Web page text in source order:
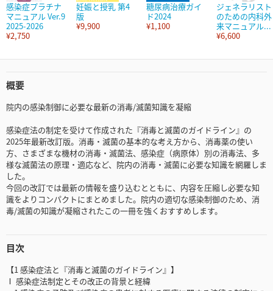
感染症プラチナ
マニュアル Ver.9
2025-2026
¥2,750
妊娠と授乳 第4
版
¥9,900
糖尿病治療ガイ
ド2024
¥1,100
ジェネラリスト
のための内科外
来マニュアル...
¥6,600
概要
院内の感染制御に必要な最新の消毒/滅菌知識を凝縮
感染症法の制定を受けて作成された『消毒と滅菌のガイドライン』の
2025年最新改訂版。消毒・滅菌の基本的な考え方から、消毒薬の使い
方、さまざまな機材の消毒・滅菌法、感染症（病原体）別の消毒法、多
様な滅菌法の原理・適応など、院内の消毒・滅菌に必要な知識を網羅しま
した。
今回の改訂では最新の情報を盛り込むとともに、内容を圧縮し必要な知
識をよりコンパクトにまとめました。院内の適切な感染制御のため、消
毒/滅菌の知識が凝縮されたこの一冊を強くおすすめします。
目次
【1 感染症法と『消毒と滅菌のガイドライン』】
Ⅰ 感染症法制定とその改正の背景と経緯